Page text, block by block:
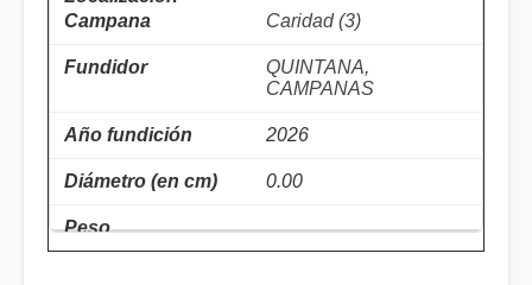
Caridad (3)
QUINTANA,
CAMPANAS
2026
0.00